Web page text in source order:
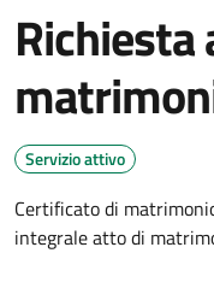
Servizio attivo
Certificato di
integrale atto di